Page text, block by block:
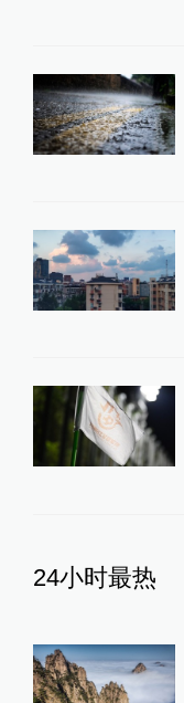
24小时最热